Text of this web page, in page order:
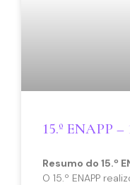
15.º ENAPP –
Resumo do 15.º
O 15.º ENAPP